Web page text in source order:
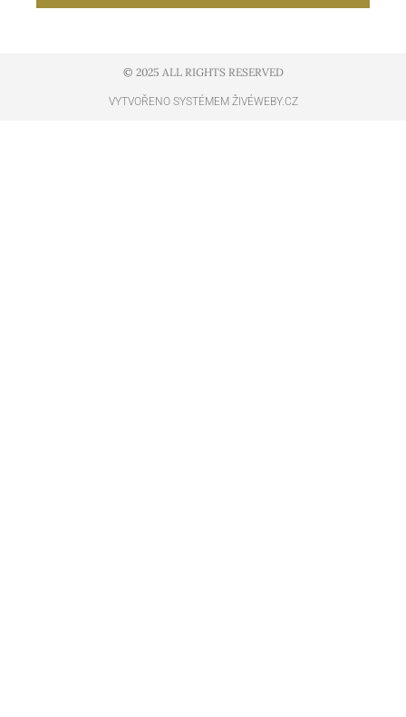
© 2025 ALL RIGHTS RESERVED​
VYTVOŘENO SYSTÉMEM ŽIVÉWEBY.CZ